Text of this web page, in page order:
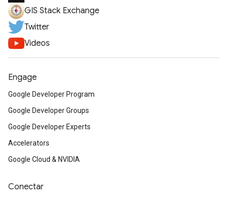
GIS Stack Exchange
Twitter
Videos
Engage
Google Developer Program
Google Developer Groups
Google Developer Experts
Accelerators
Google Cloud & NVIDIA
Conectar